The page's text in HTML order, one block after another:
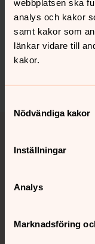
webbplatsen ska
analys och kakor
samt kakor som
länkar vidare till
kakor.
Nödvändiga kakor
Inställningar
Analys
Marknadsföring
Senast ändrad 14
Synpunkter
innehåll?
Tillbaka till toppen
Tillbaka till
Kalender